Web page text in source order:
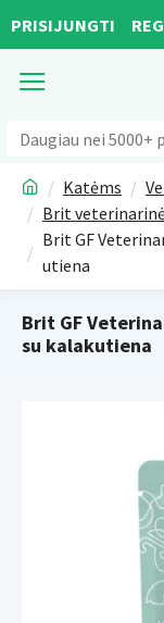
PRISIJUNGTI
Katėms
Brit
Brit GF
utiena
Brit GF
su kalakutiena